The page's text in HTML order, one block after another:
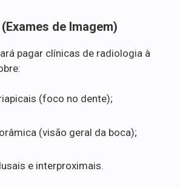
de Imagem)
pagar clínicas de radiologia à
(foco no dente);
(visão geral da boca);
e interproximais.